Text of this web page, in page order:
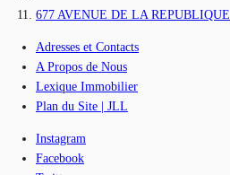
677 AVENUE DE LA REPUBLIQUE
Adresses et Contacts
A Propos de Nous
Lexique Immobilier
Plan du Site | JLL
Instagram
Facebook